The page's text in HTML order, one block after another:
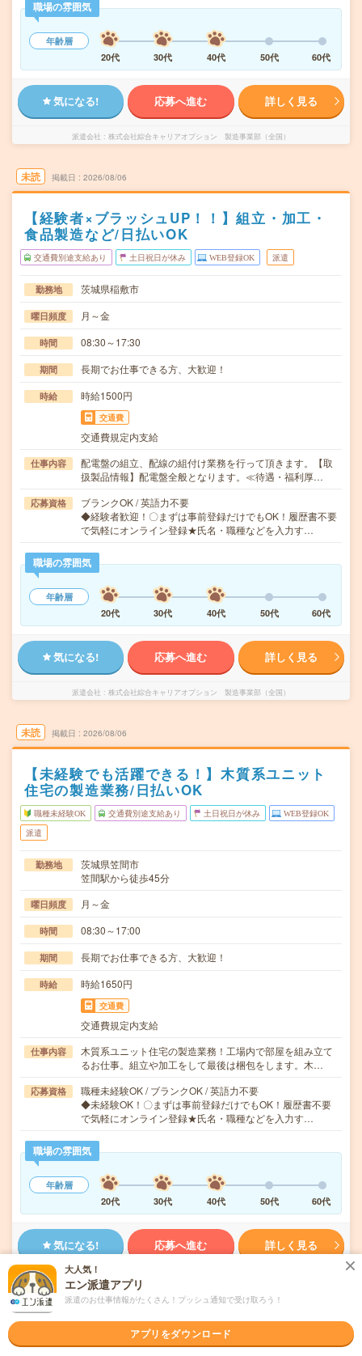
職場の雰囲気
年齢層
20代
30代 40代 50代 60代
気になる! 応募へ進む 詳しく見る
派遣会社 株式会社綜合キャリアオプション 製造事業部（全国）
未読 掲載日 2026/08/06
【経験者×ブラッシュUP！！】組立・加工・
食品製造など/日払いOK
交通費別途支給あり 土日祝日が休み WEB登録OK 派遣
勤務地 茨城県稲敷市
曜日頻度 月～金
時間 08:30～17:30
期間 長期でお仕事できる方、大歓迎！
時給 時給1500円
交通費
交通費規定内支給
仕事内容
配電盤の組立、配線の組付け業務を行って頂きます。【取
扱製品情報】配電盤全般となります。≪待遇・福利厚…
応募資格
ブランクOK / 英語力不要
◆経験者歓迎！〇まずは事前登録だけでもOK！履歴書不要
で気軽にオンライン登録★氏名・職種などを入力す…
職場の雰囲気
年齢層
20代
30代 40代 50代 60代
気になる! 応募へ進む 詳しく見る
派遣会社 株式会社綜合キャリアオプション 製造事業部（全国）
未読 掲載日 2026/08/06
【未経験でも活躍できる！】木質系ユニット
住宅の製造業務/日払いOK
職種未経験OK 交通費別途支給あり 土日祝日が休み WEB登録OK
派遣
勤務地
茨城県笠間市
笠間駅から徒歩45分
曜日頻度 月～金
時間 08:30～17:00
期間 長期でお仕事できる方、大歓迎！
時給 時給1650円
交通費
交通費規定内支給
仕事内容
木質系ユニット住宅の製造業務！工場内で部屋を組み立て
るお仕事。組立や加工をして最後は梱包をします。木…
応募資格
職種未経験OK / ブランクOK / 英語力不要
◆未経験OK！〇まずは事前登録だけでもOK！履歴書不要
で気軽にオンライン登録★氏名・職種などを入力す…
職場の雰囲気
年齢層
20代
30代 40代 50代 60代
気になる! 応募へ進む 詳しく見る
派遣会社 株式会社綜合キャリアオプション 製造事業部（全国）
未読 掲載日 2026/08/06
大人気！
エン派遣アプリ
派遣のお仕事情報がたくさん！プッシュ通知で受け取ろう！
アプリをダウンロード